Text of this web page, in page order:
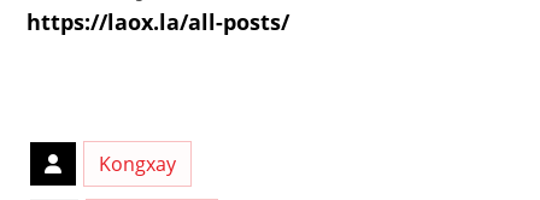
https://laox.la/all-posts/
Kongxay